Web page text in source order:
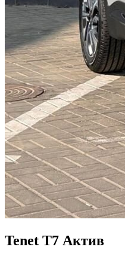
Tenet T7 Актив